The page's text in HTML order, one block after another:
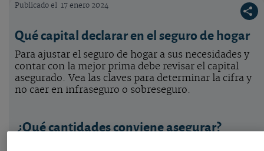
Publicado el 17 enero 2024
Qué capital declarar en el seguro de hogar
Para ajustar el seguro de hogar a sus necesidades y
contar con la mejor prima debe revisar el capital
asegurado. Vea las claves para determinar la cifra y
no caer en infraseguro o sobreseguro.
¿Qué cantidades conviene asegurar?